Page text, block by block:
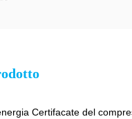
Certifacate del